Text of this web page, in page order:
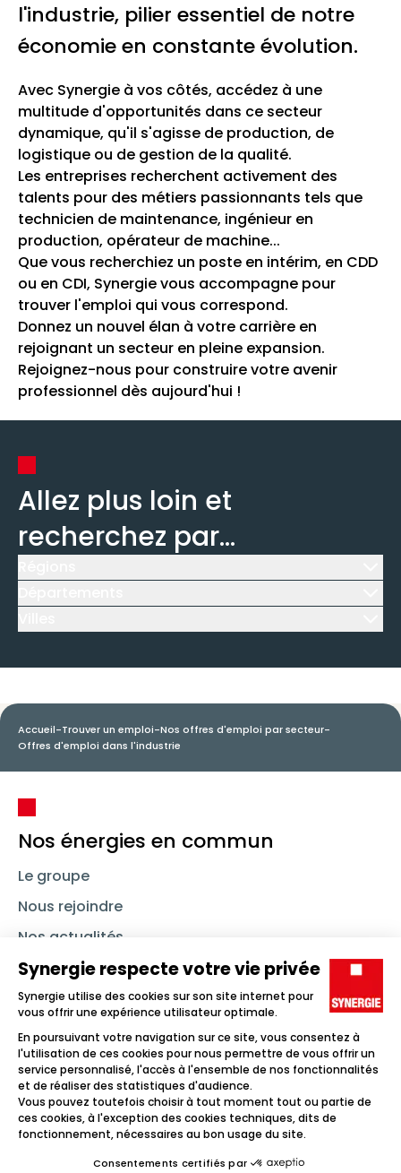
l'industrie, pilier essentiel de notre
économie en constante évolution.
Avec Synergie à vos côtés, accédez à une
multitude d'opportunités dans ce secteur
dynamique, qu'il s'agisse de production, de
logistique ou de gestion de la qualité.
Les entreprises recherchent activement des
talents pour des métiers passionnants tels que
technicien de maintenance, ingénieur en
production, opérateur de machine...
Que vous recherchiez un poste en intérim, en CDD
ou en CDI, Synergie vous accompagne pour
trouver l'emploi qui vous correspond.
Donnez un nouvel élan à votre carrière en
rejoignant un secteur en pleine expansion.
Rejoignez-nous pour construire votre avenir
professionnel dès aujourd'hui !
Allez plus loin et
recherchez par...
Accueil-Trouver un emploi-Nos offres d'emploi par secteur-
Offres d'emploi dans l'industrie
Nos énergies en commun
Le groupe
Nous rejoindre
Nos actualités
Nous contacter
Linkedin SynergieInstagramTikTok Youtube
Trouver un emploi
Icône d'illustration
Candidats
Icône d'illustration
Icône d'illustration